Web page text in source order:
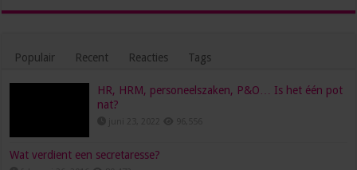
Populair Recent Reacties Tags
HR, HRM, personeelszaken, P&O… Is het één pot
nat?
Wat verdient een secretaresse?